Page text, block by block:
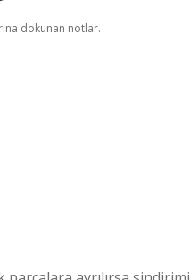
dokunan notlar.